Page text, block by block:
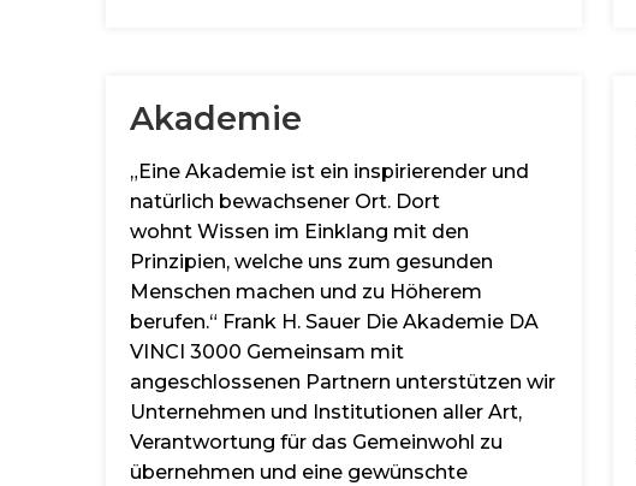
Akademie
„Eine Akademie ist ein inspirierender und
natürlich bewachsener Ort. Dort
wohnt Wissen im Einklang mit den
Prinzipien, welche uns zum gesunden
Menschen machen und zu Höherem
berufen.“ Frank H. Sauer Die Akademie DA
VINCI 3000 Gemeinsam mit
angeschlossenen Partnern unterstützen wir
Unternehmen und Institutionen aller Art,
Verantwortung für das Gemeinwohl zu
übernehmen und eine gewünschte